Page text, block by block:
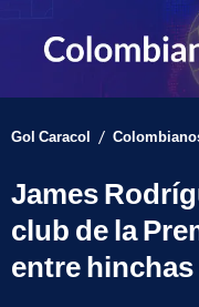
Gol Caracol /
James
club de la
entre hinchas